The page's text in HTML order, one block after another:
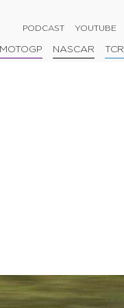
PODCAST YOUTUBE
MOTOGP NASCAR TCR